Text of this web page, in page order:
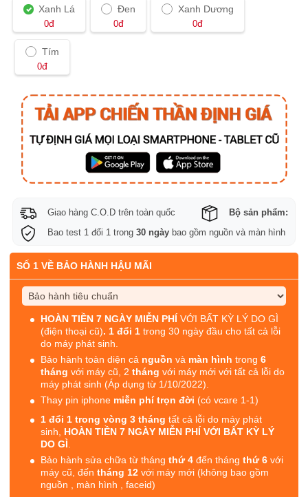
Xanh Lá
0đ
Đen
0đ
Xanh Dương
0đ
Tím
0đ
Giao hàng C.O.D trên toàn quốc
Bộ sản phẩm:
Bao test 1 đổi 1 trong30 ngày bao gồm nguồn và màn hình
SỐ 1 VỀ BẢO HÀNH HẬU MÃI
HOÀN TIỀN 7 NGÀY MIỄN PHÍ VỚI BẤT KỲ LÝ DO GÌ
(điện thoại cũ). 1 đổi 1 trong 30 ngày đầu cho tất cả lỗi
do máy phát sinh.
Bảo hành toàn diện cả nguồn và màn hình trong6
tháng với máy cũ, 2 tháng với máy mới với tất cả lỗi do
máy phát sinh (Áp dụng từ 1/10/2022).
Thay pin iphone miễn phí trọn đời (có vcare 1-1)
1 đổi 1 trong vòng 3 thángtất cả lỗi do máy phát
sinh, HOÀN TIỀN 7 NGÀY MIỄN PHÍ VỚI BẤT KỲ LÝ
DO GÌ
Bảo hành sửa chữa từ thángthứ 4 đến thángthứ 6 với
máy cũ, đếntháng 12 với máy mới (không bao gồm
nguồn , màn hình , faceid)